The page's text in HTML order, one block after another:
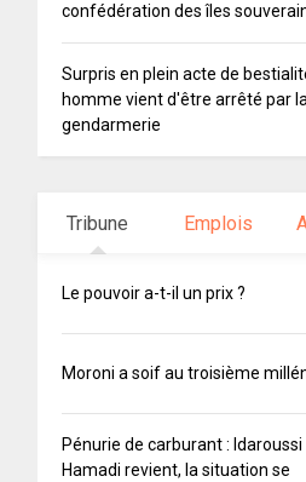
confédération des îles
Surpris en plein acte de
homme vient d'être arrêté par la
gendarmerie
Tribune Emplois
Le pouvoir a-t-il un prix ?
Moroni a soif au troisième
Pénurie de carburant : Idaroussi
Hamadi revient, la situation se